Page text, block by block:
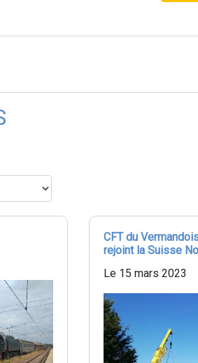
CFT du
rejoint la Suisse
Le 15 mars 2023